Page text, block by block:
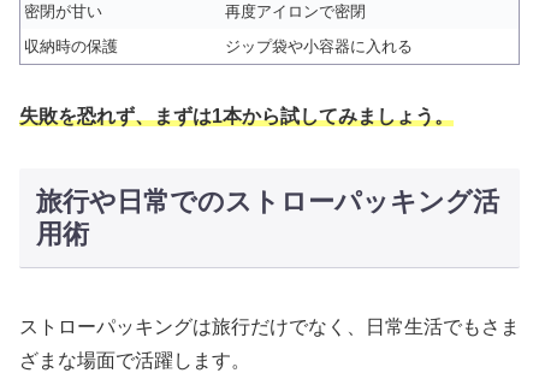
密閉が甘い
再度アイロンで密閉
収納時の保護
ジップ袋や小容器に入れる
失敗を恐れず、まずは1本から試してみましょう。
旅行や日常でのストローパッキング活
用術
ストローパッキングは旅行だけでなく、日常生活でもさま
ざまな場面で活躍します。